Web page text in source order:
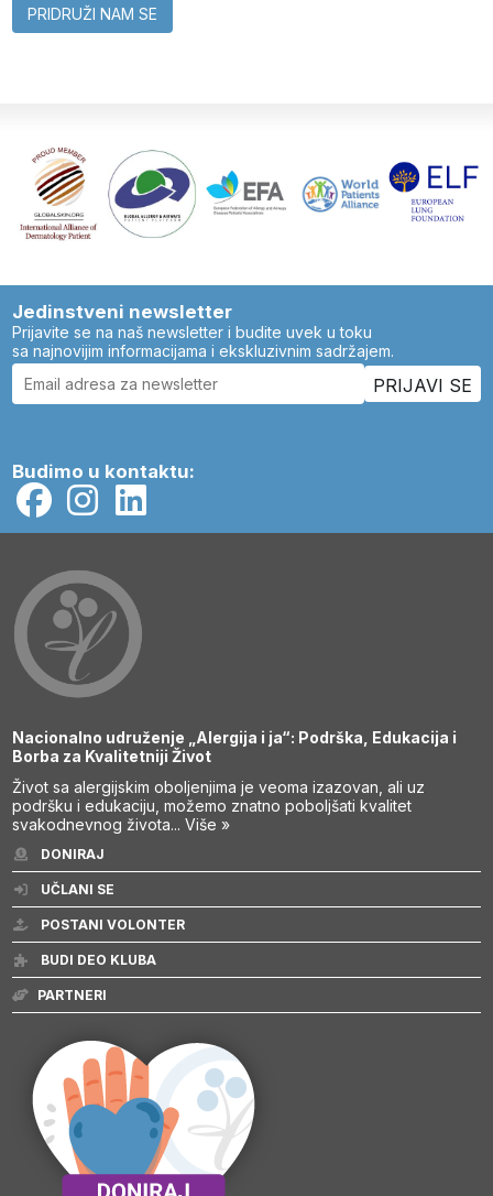
PRIDRUŽI NAM SE
Jedinstveni newsletter
Prijavite se na naš newsletter i budite uvek u toku
sa najnovijim informacijama i ekskluzivnim sadržajem.
Budimo u kontaktu:
Nacionalno udruženje „Alergija i ja“: Podrška, Edukacija i
Borba za Kvalitetniji Život
Život sa alergijskim oboljenjima je veoma izazovan, ali uz
podršku i edukaciju, možemo znatno poboljšati kvalitet
svakodnevnog života...Više »
DONIRAJ
UČLANI SE
POSTANI VOLONTER
BUDI DEO KLUBA
PARTNERI